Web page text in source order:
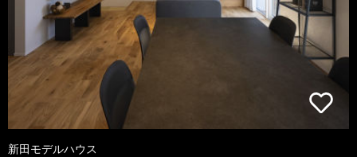
新田モデルハウス